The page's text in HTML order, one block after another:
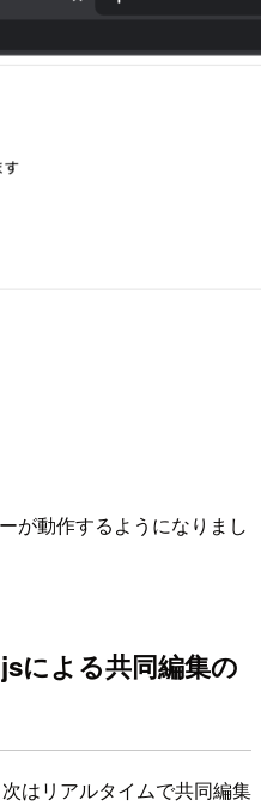
が動作するようになりまし
による共同編集の
はリアルタイムで共同編集